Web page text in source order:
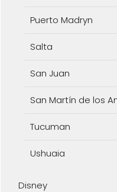
Puerto Madryn
Salta
San Juan
San Martín de los
Tucuman
Ushuaia
Disney